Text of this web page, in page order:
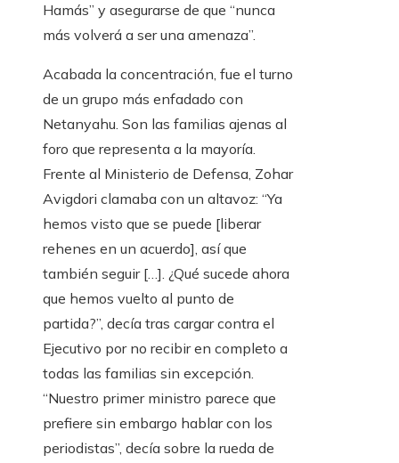
Hamás” y asegurarse de que “nunca
más volverá a ser una amenaza”.
Acabada la concentración, fue el turno
de un grupo más enfadado con
Netanyahu. Son las familias ajenas al
foro que representa a la mayoría.
Frente al Ministerio de Defensa, Zohar
Avigdori clamaba con un altavoz: “Ya
hemos visto que se puede [liberar
rehenes en un acuerdo], así que
también seguir […]. ¿Qué sucede ahora
que hemos vuelto al punto de
partida?”, decía tras cargar contra el
Ejecutivo por no recibir en completo a
todas las familias sin excepción.
“Nuestro primer ministro parece que
prefiere sin embargo hablar con los
periodistas”, decía sobre la rueda de